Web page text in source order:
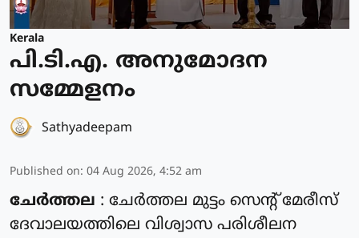
Kerala
പി.ടി.എ. അനുമോദന
സമ്മേളനം
Sathyadeepam
Published on: 04 Aug 2026, 4:52 am
ചേർത്തല : ചേർത്തല മുട്ടം സെൻ്റ് മേരീസ്
ദേവാലയത്തിലെ വിശ്വാസ പരിശീലന